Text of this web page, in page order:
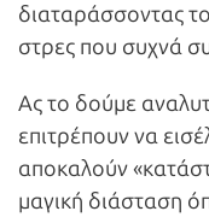
διαταράσσοντας
στρες που συχνά
Ας το δούμε
επιτρέπουν να
αποκαλούν
μαγική διάσταση